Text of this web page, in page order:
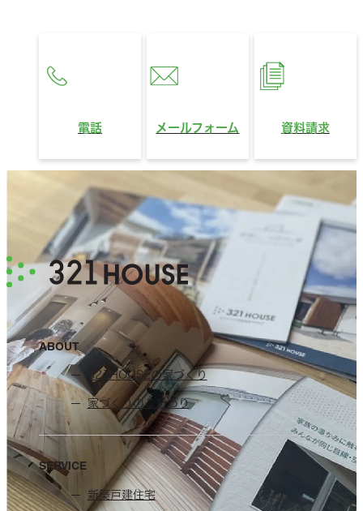
電話 メールフォーム 資料請求
ABOUT
321HOUSEの家づくり
家づくりのこだわり
SERVICE
新築戸建住宅